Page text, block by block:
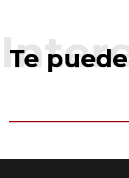
Te puede